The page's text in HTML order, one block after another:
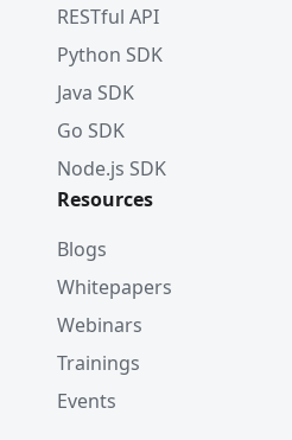
RESTful API
Python SDK
Java SDK
Go SDK
Node.js SDK
Resources
Blogs
Whitepapers
Webinars
Trainings
Events